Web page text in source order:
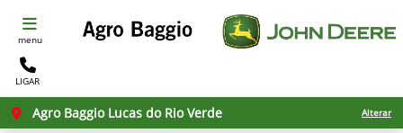
menu
LIGAR
Agro Baggio Lucas do Rio Verde Alterar